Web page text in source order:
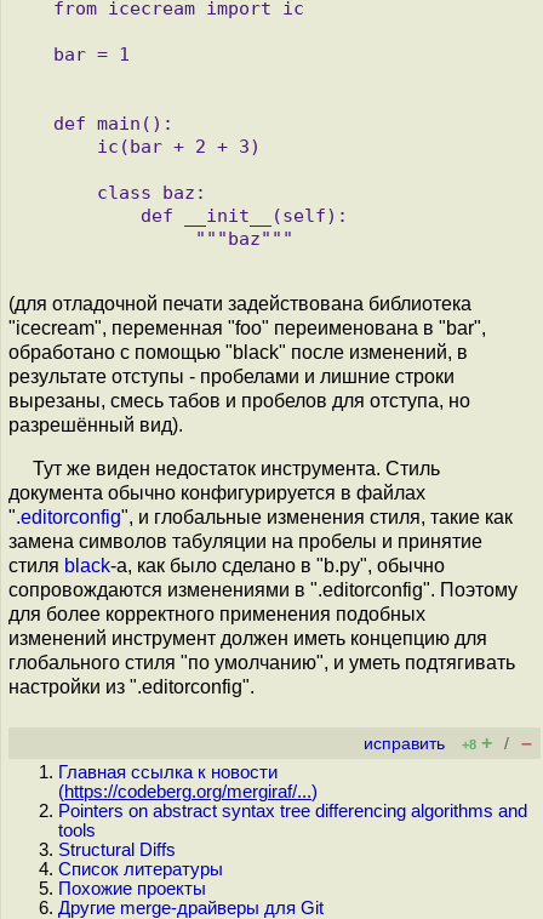
(для отладочной печати задействована библиотека
"icecream", переменная "foo" переименована в "bar",
обработано с помощью "black" после изменений, в
результате отступы - пробелами и лишние строки
вырезаны, смесь табов и пробелов для отступа, но
разрешённый вид).
Тут же виден недостаток инструмента. Стиль
документа обычно конфигурируется в файлах
".editorconfig", и глобальные изменения стиля, такие как
замена символов табуляции на пробелы и принятие
стиля black-а, как было сделано в "b.py", обычно
сопровождаются изменениями в ".editorconfig". Поэтому
для более корректного применения подобных
изменений инструмент должен иметь концепцию для
глобального стиля "по умолчанию", и уметь подтягивать
настройки из ".editorconfig".
исправить +8 + / –
Главная ссылка к новости
(https://codeberg.org/mergiraf/...)
Pointers on abstract syntax tree differencing algorithms and
tools
Structural Diffs
Список литературы
Похожие проекты
Другие merge-драйверы для Git